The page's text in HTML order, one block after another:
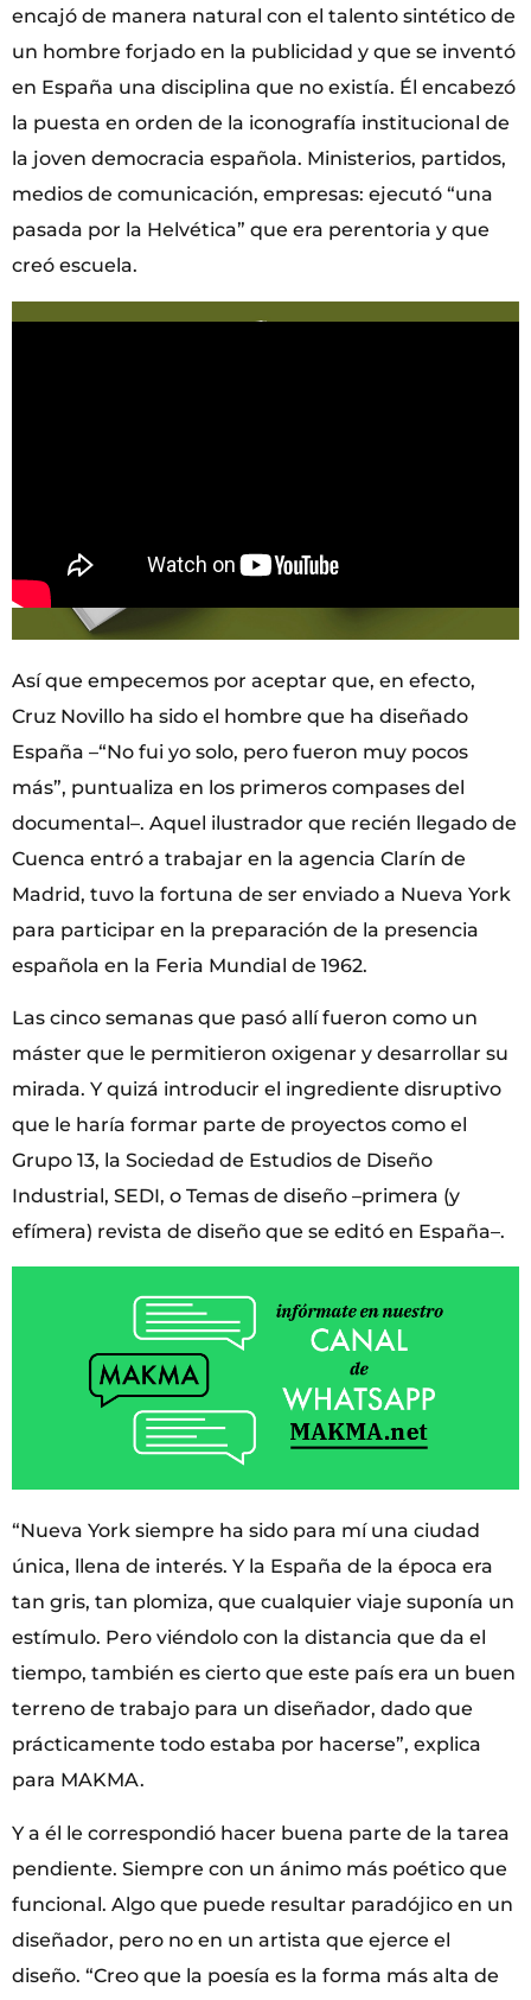
encajó de manera natural con el talento sintético de
un hombre forjado en la publicidad y que se inventó
en España una disciplina que no existía. Él encabezó
la puesta en orden de la iconografía institucional de
la joven democracia española. Ministerios, partidos,
medios de comunicación, empresas: ejecutó “una
pasada por la Helvética” que era perentoria y que
creó escuela.
Así que empecemos por aceptar que, en efecto,
Cruz Novillo ha sido el hombre que ha diseñado
España –“No fui yo solo, pero fueron muy pocos
más”, puntualiza en los primeros compases del
documental–. Aquel ilustrador que recién llegado de
Cuenca entró a trabajar en la agencia Clarín de
Madrid, tuvo la fortuna de ser enviado a Nueva York
para participar en la preparación de la presencia
española en la Feria Mundial de 1962.
Las cinco semanas que pasó allí fueron como un
máster que le permitieron oxigenar y desarrollar su
mirada. Y quizá introducir el ingrediente disruptivo
que le haría formar parte de proyectos como el
Grupo 13, la Sociedad de Estudios de Diseño
Industrial, SEDI, o Temas de diseño –primera (y
efímera) revista de diseño que se editó en España–.
“Nueva York siempre ha sido para mí una ciudad
única, llena de interés. Y la España de la época era
tan gris, tan plomiza, que cualquier viaje suponía un
estímulo. Pero viéndolo con la distancia que da el
tiempo, también es cierto que este país era un buen
terreno de trabajo para un diseñador, dado que
prácticamente todo estaba por hacerse”, explica
para MAKMA.
Y a él le correspondió hacer buena parte de la tarea
pendiente. Siempre con un ánimo más poético que
funcional. Algo que puede resultar paradójico en un
diseñador, pero no en un artista que ejerce el
diseño. “Creo que la poesía es la forma más alta de